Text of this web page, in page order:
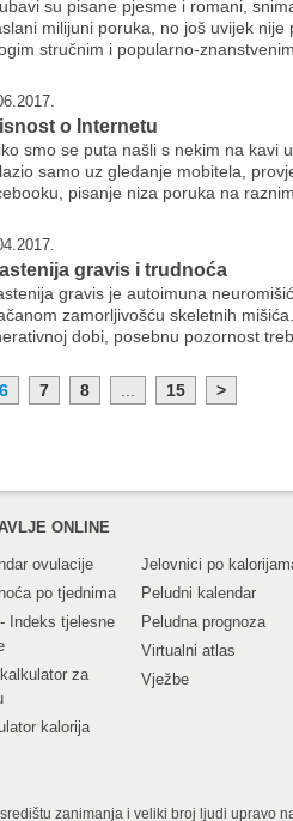
su pisane pjesme i romani,
milijuni poruka, no još uvijek
stručnim i popularno-
o Internetu
smo se puta našli s nekim na kavi
samo uz gledanje mobitela,
pisanje niza poruka na
gravis i trudnoća
gravis je autoimuna
zamorljivošću skeletnih
dobi, posebnu pozornost
6 7 8 15 >
ONLINE
ovulacije
po tjednima
Indeks tjelesne
za
kalorija
Jelovnici po
Peludni kalendar
Peludna prognoza
Virtualni atlas
Vježbe
zanimanja i veliki broj ljudi upravo